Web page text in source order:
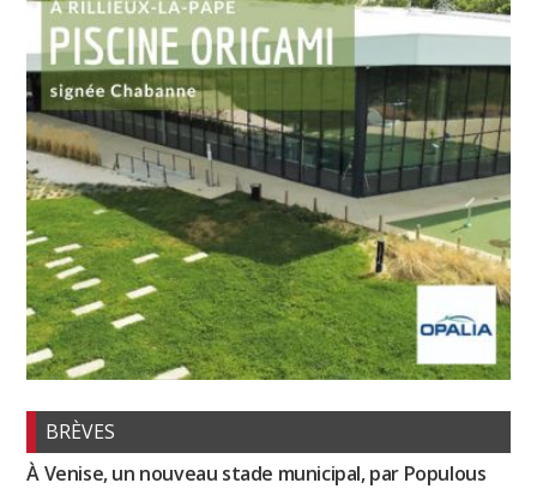
BRÈVES
À Venise, un nouveau stade municipal, par Populous